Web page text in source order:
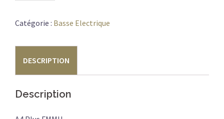
A4
FMMH
ROUGE
CERISE
Catégorie : Basse Electrique
DESCRIPTION
Description